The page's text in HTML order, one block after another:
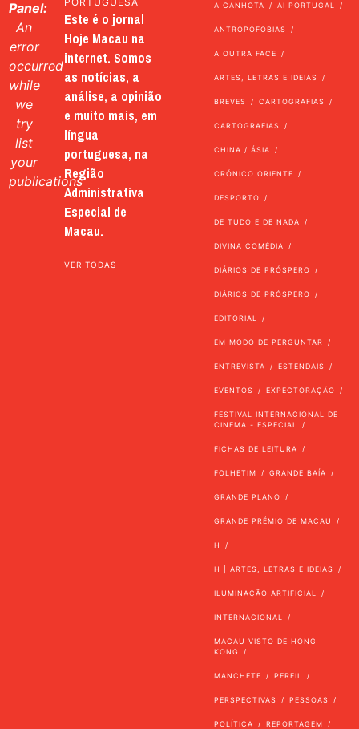
Panel:
An
error
occurred
while
we
try
list
your
publications
Este é o jornal
Hoje Macau na
internet. Somos
as notícias, a
análise, a opinião
e muito mais, em
língua
portuguesa, na
Região
Administrativa
Especial de
Macau.
VER TODAS
A CANHOTA AI PORTUGAL
ANTROPOFOBIAS
A OUTRA FACE
ARTES, LETRAS E IDEIAS
BREVES CARTOGRAFIAS
CARTOGRAFIAS
CHINA / ÁSIA
CRÓNICO ORIENTE
DESPORTO
DE TUDO E DE NADA
DIVINA COMÉDIA
DIÁRIOS DE PRÓSPERO
DIÁRIOS DE PRÓSPERO
EDITORIAL
EM MODO DE PERGUNTAR
ENTREVISTA ESTENDAIS
EVENTOS EXPECTORAÇÃO
FESTIVAL INTERNACIONAL DE
CINEMA - ESPECIAL
FICHAS DE LEITURA
FOLHETIM GRANDE BAÍA
GRANDE PLANO
GRANDE PRÉMIO DE MACAU
H
H | ARTES, LETRAS E IDEIAS
ILUMINAÇÃO ARTIFICIAL
INTERNACIONAL
MACAU VISTO DE HONG
KONG
MANCHETE PERFIL
PERSPECTIVAS PESSOAS
POLÍTICA REPORTAGEM